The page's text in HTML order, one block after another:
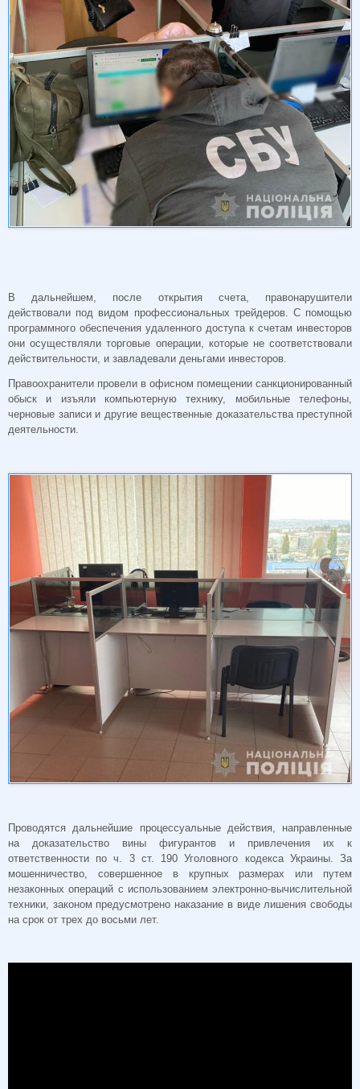
В дальнейшем, после открытия счета, правонарушители
действовали под видом профессиональных трейдеров. С помощью
программного обеспечения удаленного доступа к счетам инвесторов
они осуществляли торговые операции, которые не соответствовали
действительности, и завладевали деньгами инвесторов.
Правоохранители провели в офисном помещении санкционированный
обыск и изъяли компьютерную технику, мобильные телефоны,
черновые записи и другие вещественные доказательства преступной
деятельности.
Проводятся дальнейшие процессуальные действия, направленные
на доказательство вины фигурантов и привлечения их к
ответственности по ч. 3 ст. 190 Уголовного кодекса Украины. За
мошенничество, совершенное в крупных размерах или путем
незаконных операций с использованием электронно-вычислительной
техники, законом предусмотрено наказание в виде лишения свободы
на срок от трех до восьми лет.